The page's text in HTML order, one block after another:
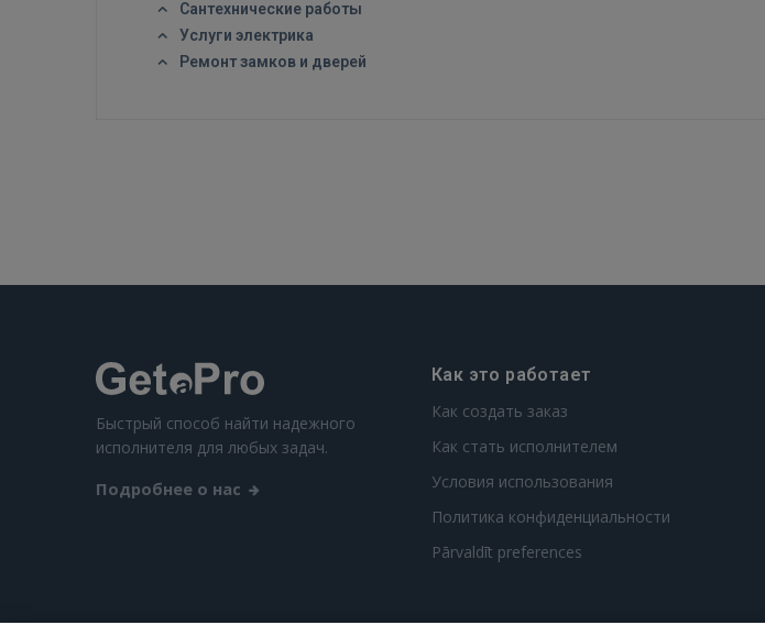
Сантехнические работы
Услуги электрика
Ремонт замков и дверей
Быстрый способ найти надежного
исполнителя для любых задач.
Подробнее о нас
Как это работает
Как создать заказ
Как стать исполнителем
Условия использования
Политика конфиденциальности
Pārvaldīt preferences